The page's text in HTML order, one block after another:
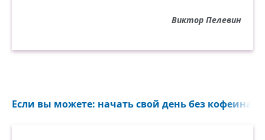
Виктор Пелевин
Если вы можете: начать свой день без кофеина,